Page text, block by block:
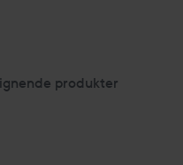
produkter